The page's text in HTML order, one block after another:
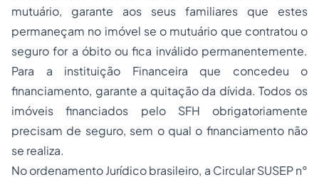
mutuário, garante aos seus familiares que estes
permaneçam no imóvel se o mutuário que contratou o
seguro for a óbito ou fica inválido permanentemente.
Para a instituição Financeira que concedeu o
financiamento, garante a quitação da dívida. Todos os
imóveis financiados pelo SFH obrigatoriamente
precisam de seguro, sem o qual o financiamento não
se realiza.
No ordenamento Jurídico brasileiro, a Circular SUSEP n°